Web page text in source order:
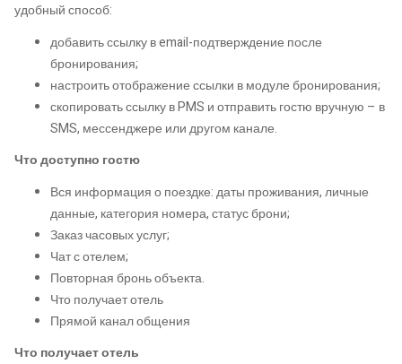
удобный способ:
добавить ссылку в email-подтверждение после
бронирования;
настроить отображение ссылки в модуле бронирования;
скопировать ссылку в PMS и отправить гостю вручную – в
SMS, мессенджере или другом канале.
Что доступно гостю
Вся информация о поездке: даты проживания, личные
данные, категория номера, статус брони;
Заказ часовых услуг;
Чат с отелем;
Повторная бронь объекта.
Что получает отель
Прямой канал общения
Что получает отель